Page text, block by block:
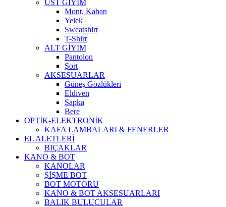
ÜST GİYİM
Mont, Kaban
Yelek
Sweatshirt
T-Shirt
ALT GİYİM
Pantolon
Şort
AKSESUARLAR
Güneş Gözlükleri
Eldiven
Şapka
Bere
OPTİK-ELEKTRONİK
KAFA LAMBALARI & FENERLER
EL ALETLERİ
BIÇAKLAR
KANO & BOT
KANOLAR
ŞİŞME BOT
BOT MOTORU
KANO & BOT AKSESUARLARI
BALIK BULUCULAR